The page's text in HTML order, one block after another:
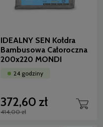
IDEALNY SEN Kołdra
Bambusowa Całoroczna
200x220 MONDI
24 godziny
372,60 zł
414,00 zł